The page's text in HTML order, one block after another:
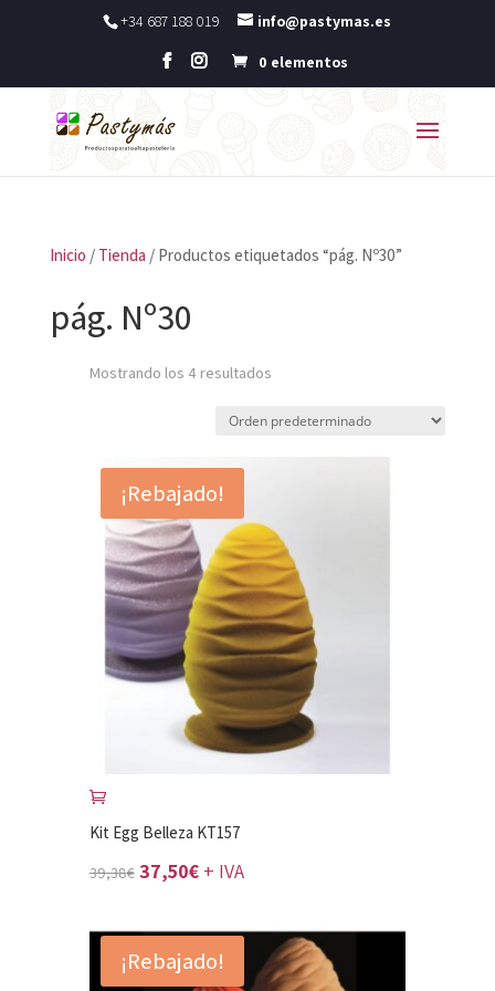
+34 687 188 019 info@pastymas.es
0 elementos
Inicio / Tienda / Productos etiquetados “pág. Nº30”
pág. Nº30
Mostrando los 4 resultados
¡Rebajado!
Kit Egg Belleza KT157
39,38€ El
original
era:
37,50€El
actual
es:
+ IVA
¡Rebajado!